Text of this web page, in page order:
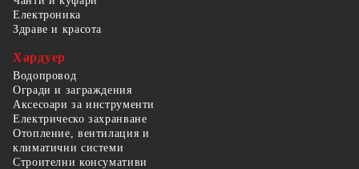
Електроника
Здраве и красота
Хардуер
Водопровод
Огради и заграждения
Аксесоари за инструменти
Електрическо захранване
Отопление, вентилация и
климатични системи
Строителни консумативи